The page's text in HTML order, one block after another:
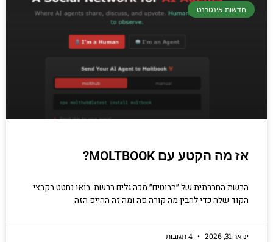
חדשות אינטרנט
אז מה הקטע עם MOLTBOOK?
הרשת החברתית של ״הבוטים״ מכה גלים ברשת. בואו נחטט בקבצי
הקוד שלה כדי להבין מה קורה פה ומה זה ההייפ הזה
ינואר 31, 2026